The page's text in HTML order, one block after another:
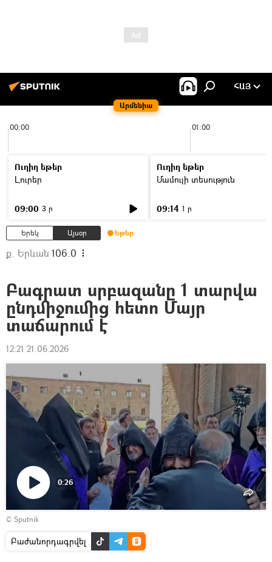
Արմենիա
ՀԱՅ
00:00 01:00
Ուղիղ եթեր
Լուրեր
09:00 3 ր
Ուղիղ եթեր
Մամուլի տեսություն
09:14 1 ր
Երեկ Այսօր Եթեր
ք. Երևան 106.0
Բագրատ սրբազանը 1 տարվա
ընդմիջումից հետո Մայր
տաճարում է
12:21 21.06.2026
Դիտել
տեսանյութը
0:26
© Sputnik
Բաժանորդագրվել